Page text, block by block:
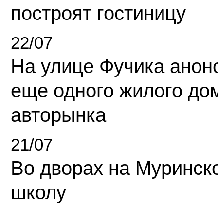
построят гостиницу
22/07
На улице Фучика
еще одного жилого
авторынка
21/07
Во дворах на
школу